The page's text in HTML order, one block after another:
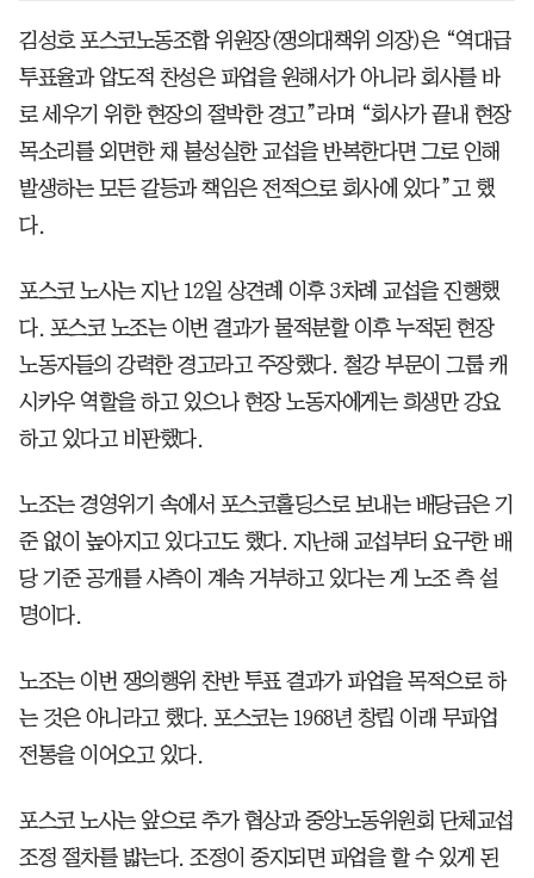
김성호 포스코노동조합 위원장(쟁의대책위 의장)은 “역대급
투표율과 압도적 찬성은 파업을 원해서가 아니라 회사를 바
로 세우기 위한 현장의 절박한 경고”라며 “회사가 끝내 현장
목소리를 외면한 채 불성실한 교섭을 반복한다면 그로 인해
발생하는 모든 갈등과 책임은 전적으로 회사에 있다”고 했
다.
포스코 노사는 지난 12일 상견례 이후 3차례 교섭을 진행했
다. 포스코 노조는 이번 결과가 물적분할 이후 누적된 현장
노동자들의 강력한 경고라고 주장했다. 철강 부문이 그룹 캐
시카우 역할을 하고 있으나 현장 노동자에게는 희생만 강요
하고 있다고 비판했다.
노조는 경영위기 속에서 포스코홀딩스로 보내는 배당금은 기
준 없이 높아지고 있다고도 했다. 지난해 교섭부터 요구한 배
당 기준 공개를 사측이 계속 거부하고 있다는 게 노조 측 설
명이다.
노조는 이번 쟁의행위 찬반 투표 결과가 파업을 목적으로 하
는 것은 아니라고 했다. 포스코는 1968년 창립 이래 무파업
전통을 이어오고 있다.
포스코 노사는 앞으로 추가 협상과 중앙노동위원회 단체교섭
조정 절차를 밟는다. 조정이 중지되면 파업을 할 수 있게 된